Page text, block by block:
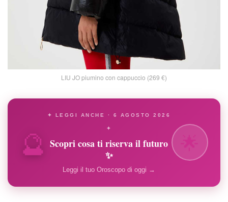
LIU JO piumino con cappuccio (269 €)
🔮
✦ LEGGI ANCHE · 6 AGOSTO 2026
✦
Scopri cosa ti riserva il futuro
✨
Leggi il tuo Oroscopo di oggi →